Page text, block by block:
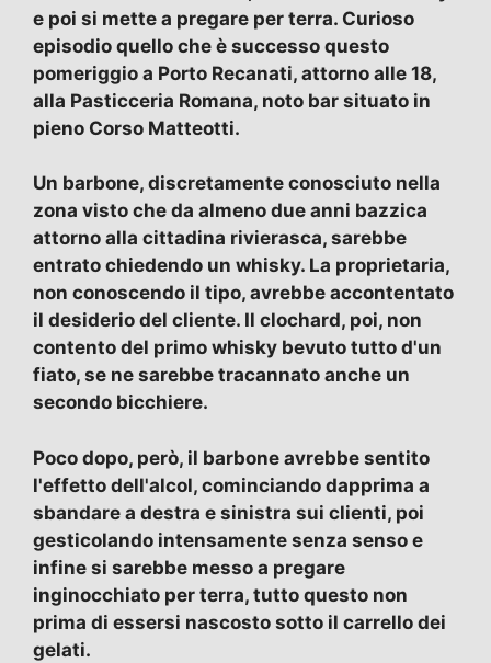
e poi si mette a pregare per terra. Curioso
episodio quello che è successo questo
pomeriggio a Porto Recanati, attorno alle 18,
alla Pasticceria Romana, noto bar situato in
pieno Corso Matteotti.
Un barbone, discretamente conosciuto nella
zona visto che da almeno due anni bazzica
attorno alla cittadina rivierasca, sarebbe
entrato chiedendo un whisky. La proprietaria,
non conoscendo il tipo, avrebbe accontentato
il desiderio del cliente. Il clochard, poi, non
contento del primo whisky bevuto tutto d'un
fiato, se ne sarebbe tracannato anche un
secondo bicchiere.
Poco dopo, però, il barbone avrebbe sentito
l'effetto dell'alcol, cominciando dapprima a
sbandare a destra e sinistra sui clienti, poi
gesticolando intensamente senza senso e
infine si sarebbe messo a pregare
inginocchiato per terra, tutto questo non
prima di essersi nascosto sotto il carrello dei
gelati.